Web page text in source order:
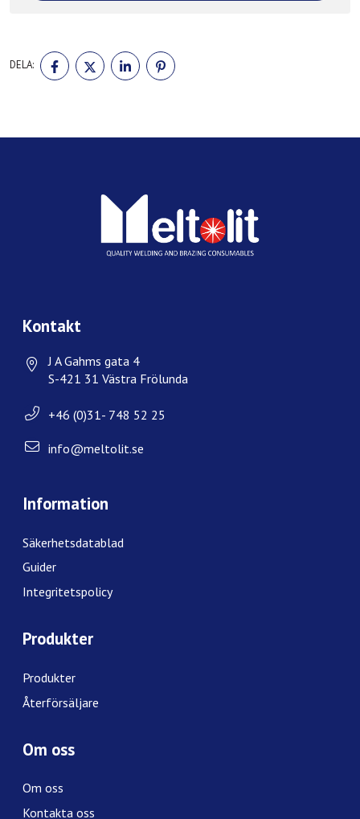
DELA:
DELA
PÅ
FACEBOOK
DELA
PÅ
TWITTER
DELA
PÅ
LINKEDIN
PÅ
Kontakt
J A Gahms gata 4
S-421 31 Västra Frölunda
+46 (0)31- 748 52 25
info@meltolit.se
Information
Säkerhetsdatablad
Guider
Integritetspolicy
Produkter
Produkter
Återförsäljare
Om oss
Om oss
Kontakta oss